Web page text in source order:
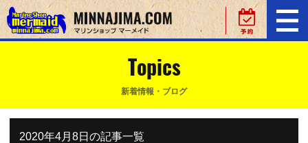
Topics
新着情報・ブログ
2020年4月8日の記事一覧